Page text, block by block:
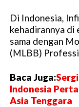
Di Indonesia,
kehadirannya
sama dengan
(MLBB)
Baca Juga:
Indonesia
Asia Tenggara